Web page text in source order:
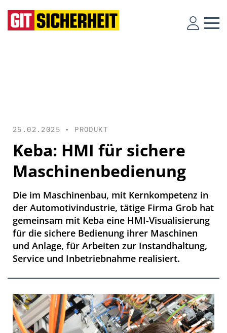
25.02.2025 • PRODUKT
Keba: HMI für sichere
Maschinenbedienung
Die im Maschinenbau, mit Kernkompetenz in
der Automotivindustrie, tätige Firma Grob hat
gemeinsam mit Keba eine HMI-Visualisierung
für die sichere Bedienung ihrer Maschinen
und Anlage, für Arbeiten zur Instandhaltung,
Service und Inbetriebnahme realisiert.